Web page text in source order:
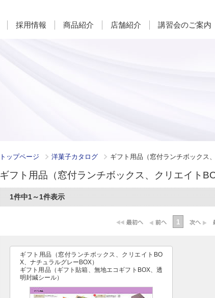
採用情報 商品紹介 店舗紹介 講習会のご案内
トップページ 洋菓子カタログ ギフト用品（窓付ランチボックス
ギフト用品（窓付ランチボックス、クリエイト
1件中1～1件表示
1
ギフト用品（窓付ランチボックス、クリエイトBO
X、ナチュラルグレーBOX）
ギフト用品（ギフト貼箱、無地エコギフトBOX、透
明封緘シール）